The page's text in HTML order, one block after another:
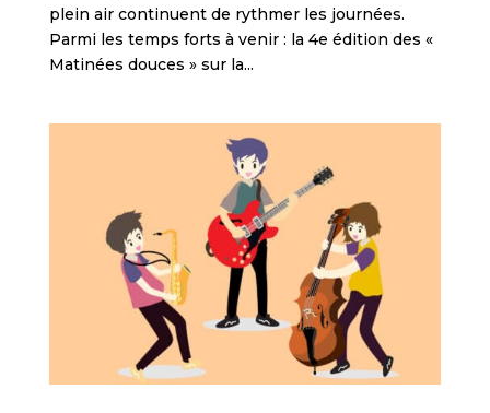
plein air continuent de rythmer les journées.
Parmi les temps forts à venir : la 4e édition des «
Matinées douces » sur la...